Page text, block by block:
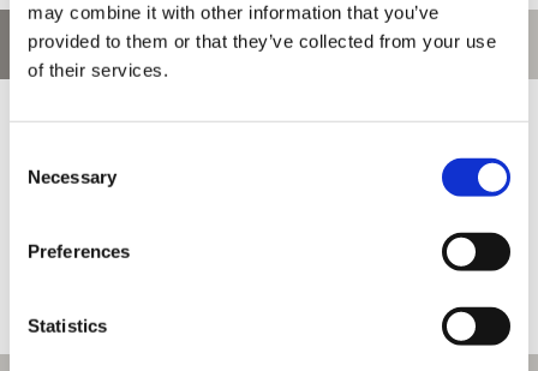
may combine it with other information that you’ve
provided to them or that they’ve collected from your use
of their services.
Selection
Necessary
Preferences
Statistics
お問い合わせ